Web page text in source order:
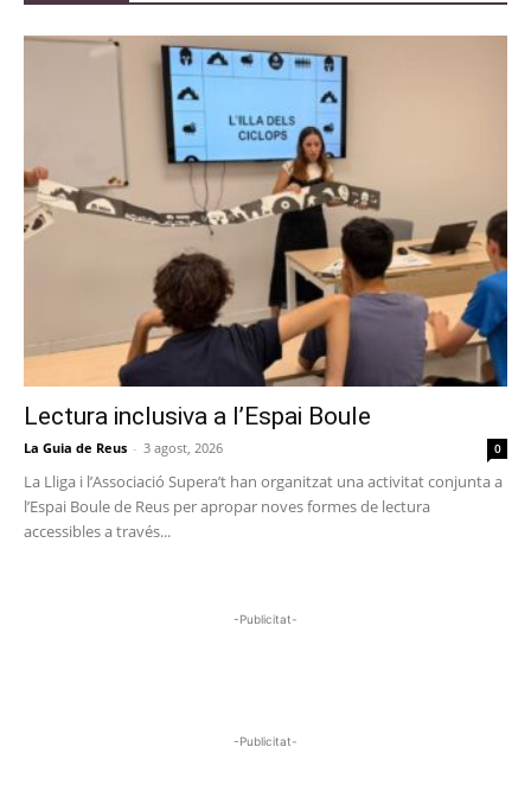
Lectura inclusiva a l’Espai Boule
La Guia de Reus - 3 agost, 2026 0
La Lliga i l’Associació Supera’t han organitzat una activitat conjunta a
l’Espai Boule de Reus per apropar noves formes de lectura
accessibles a través...
-Publicitat-
-Publicitat-